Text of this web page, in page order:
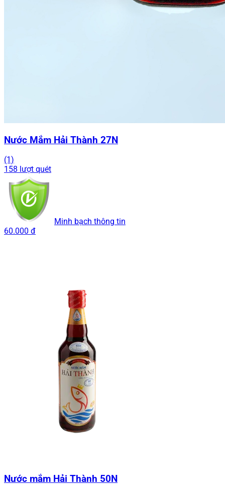
Nước Mắm Hải Thành 27N
(1)
158 lượt quét
Minh bạch thông tin
60.000 đ
Nước mắm Hải Thành 50N